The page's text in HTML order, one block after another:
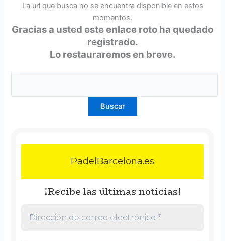
La url que busca no se encuentra disponible en estos
momentos.
Gracias a usted este enlace roto ha quedado
registrado.
Lo restauraremos en breve.
PadelBarcelona.es
¡Recibe las últimas noticias!